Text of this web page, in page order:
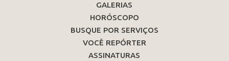
GALERIAS
HORÓSCOPO
BUSQUE POR SERVIÇOS
VOCÊ REPÓRTER
ASSINATURAS